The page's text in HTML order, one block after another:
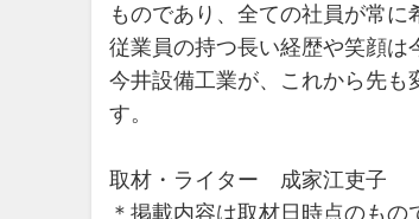
ものであり、全ての社員が常に
従業員の持つ長い経歴や笑顔は
今井設備工業が、これから先も
す。
取材・ライター 成家江吏子
＊掲載内容は取材日時点のもの